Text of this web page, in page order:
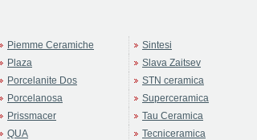
Piemme Ceramiche
Plaza
Porcelanite Dos
Porcelanosa
Prissmacer
QUA
Sintesi
Slava Zaitsev
STN ceramica
Superceramica
Tau Ceramica
Tecniceramica